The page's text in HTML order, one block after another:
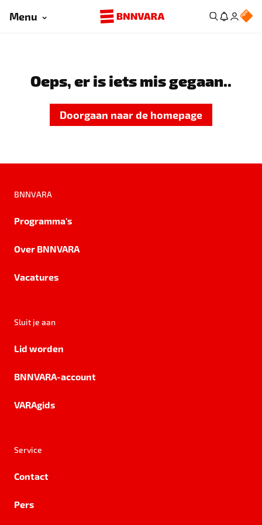
Menu
Oeps, er is iets mis gegaan..
Doorgaan naar de homepage
BNNVARA
Programma's
Over BNNVARA
Vacatures
Sluit je aan
Lid worden
BNNVARA-account
VARAgids
Service
Contact
Pers